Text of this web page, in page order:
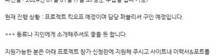
현재 진행 상황 : 프로젝트 킥오프 예정이며 담당 퍼블리셔 구인 예정입니다.
*** 동료나 지인에게 소개해주셔도 좋을 듯 합니다.
지원가능한 분은 아래 프로젝트 참가 신청란에 지원해 주시고 사이트내 이력서&포트폴